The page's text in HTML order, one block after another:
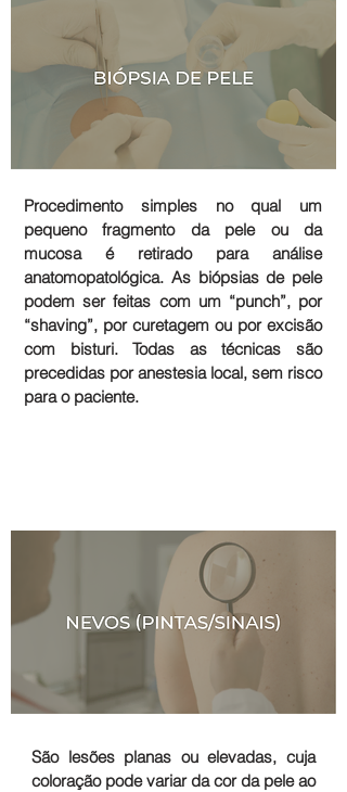
Procedimento simples no qual um
pequeno fragmento da pele ou da
mucosa é retirado para análise
anatomopatológica. As biópsias de pele
podem ser feitas com um “punch”, por
“shaving”, por curetagem ou por excisão
com bisturi. Todas as técnicas são
precedidas por anestesia local, sem risco
para o paciente.
São lesões planas ou elevadas, cuja
coloração pode variar da cor da pele ao